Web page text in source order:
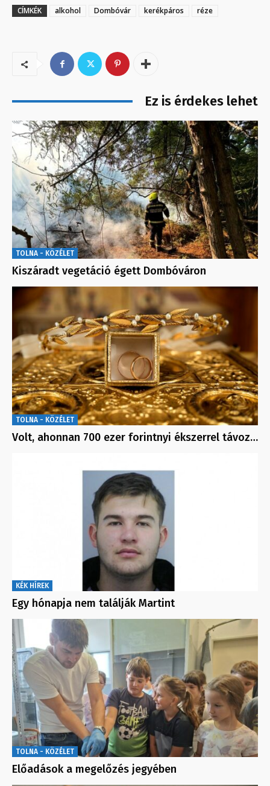
CÍMKÉK alkohol Dombóvár kerékpáros réze
Ez is érdekes lehet
TOLNA - KÖZÉLET
Kiszáradt vegetáció égett Dombóváron
TOLNA - KÖZÉLET
Volt, ahonnan 700 ezer forintnyi ékszerrel távoz…
KÉK HÍREK
Egy hónapja nem találják Martint
TOLNA - KÖZÉLET
Előadások a megelőzés jegyében